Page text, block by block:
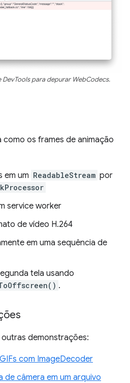
DevTools para depurar WebCodecs.
como os frames de animação
em um ReadableStream por
service worker
de vídeo H.264
em uma sequência de
tela usando
.
demonstrações:
com ImageDecoder
de câmera em um arquivo